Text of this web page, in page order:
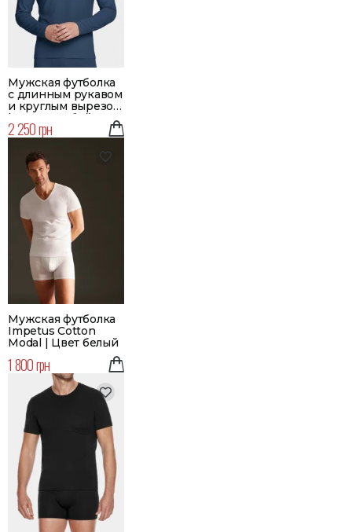
Мужская футболка
с длинным рукавом
и круглым вырезом
| Цвет голубой
2 250 грн
Мужская футболка
Impetus Cotton
Modal | Цвет белый
1 800 грн